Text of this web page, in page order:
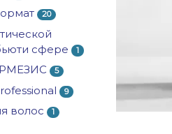
20
сфере
1
5
9
волос 1